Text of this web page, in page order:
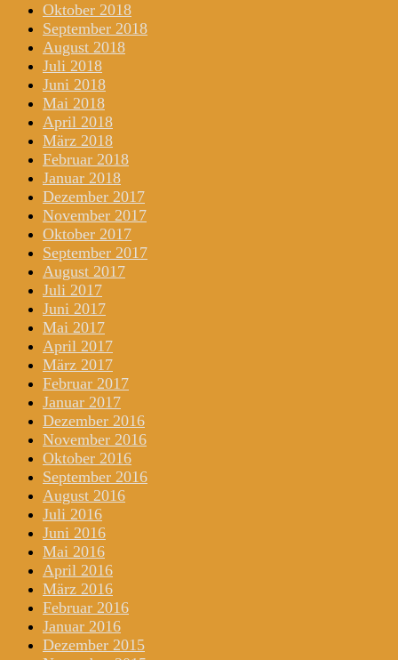
Oktober 2018
September 2018
August 2018
Juli 2018
Juni 2018
Mai 2018
April 2018
März 2018
Februar 2018
Januar 2018
Dezember 2017
November 2017
Oktober 2017
September 2017
August 2017
Juli 2017
Juni 2017
Mai 2017
April 2017
März 2017
Februar 2017
Januar 2017
Dezember 2016
November 2016
Oktober 2016
September 2016
August 2016
Juli 2016
Juni 2016
Mai 2016
April 2016
März 2016
Februar 2016
Januar 2016
Dezember 2015